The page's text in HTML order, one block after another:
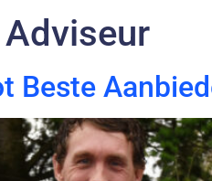
Beste